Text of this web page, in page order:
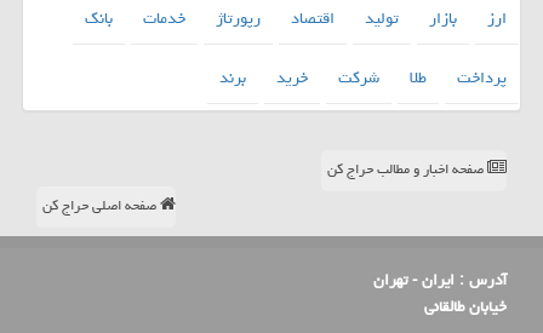
ارز بازار تولید اقتصاد رپورتاژ خدمات
بانك
پرداخت
طلا شركت خرید برند
صفحه اخبار و مطالب حراج کن
صفحه اصلی حراج کن
آدرس : ایران - تهران
خیابان طالقانی